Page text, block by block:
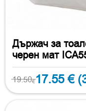
Държач за
черен мат
19.50€17.55 €